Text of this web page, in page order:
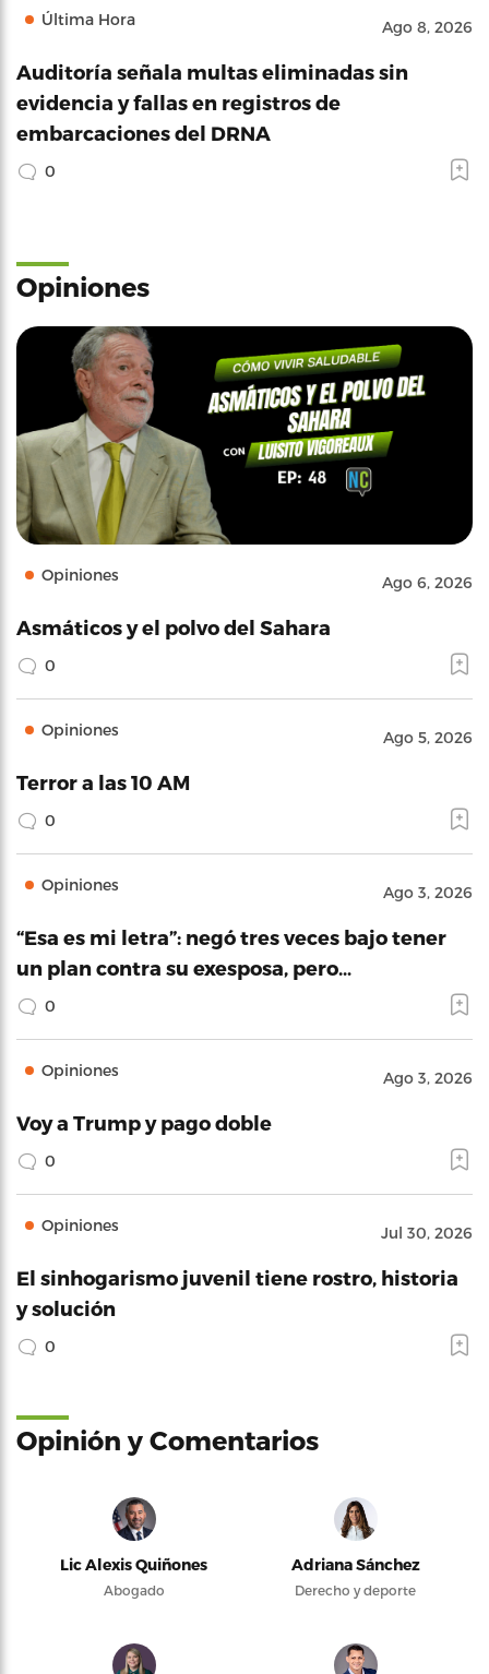
Última Hora Ago 8, 2026
Auditoría señala multas eliminadas sin
evidencia y fallas en registros de
embarcaciones del DRNA
0
Opiniones
Opiniones Ago 6, 2026
Asmáticos y el polvo del Sahara
0
Opiniones Ago 5, 2026
Terror a las 10 AM
0
Opiniones Ago 3, 2026
“Esa es mi letra”: negó tres veces bajo tener
un plan contra su exesposa, pero…
0
Opiniones Ago 3, 2026
Voy a Trump y pago doble
0
Opiniones Jul 30, 2026
El sinhogarismo juvenil tiene rostro, historia
y solución
0
Opinión y Comentarios
Lic Alexis Quiñones
Abogado
Adriana Sánchez
Derecho y deporte